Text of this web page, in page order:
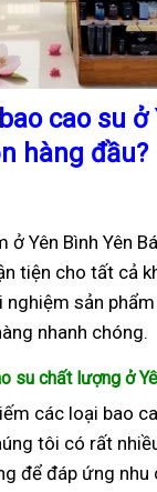
cao su ở
hàng đầu?
ở Yên Bình Yên
tiện cho tất cả
nghiệm sản
nhanh chóng.
su chất lượng ở
các loại bao
tôi có rất
để đáp ứng nhu